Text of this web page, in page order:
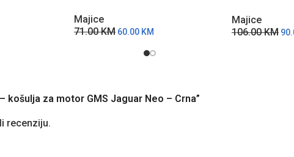
Majice
71.00KM 60.00 KM
Majice
106.00KM
košulja za motor GMS Jaguar Neo – Crna”
recenziju.